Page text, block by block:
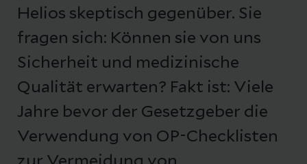
Helios skeptisch gegenüber. Sie
fragen sich: Können sie von uns
Sicherheit und medizinische
Qualität erwarten? Fakt ist: Viele
Jahre bevor der Gesetzgeber die
Verwendung von OP-Checklisten